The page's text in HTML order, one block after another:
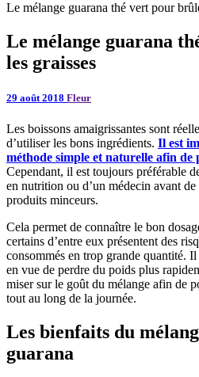
Le mélange guarana thé vert pour
Le mélange guarana
les graisses
29 août 2018 Fleur
Les boissons amaigrissantes sont
d’utiliser les bons ingrédients. Il est
méthode simple et naturelle afin de
Cependant, il est toujours préférable
en nutrition ou d’un médecin avant
produits minceurs.
Cela permet de connaître le bon
certains d’entre eux présentent des
consommés en trop grande quantité.
en vue de perdre du poids plus
miser sur le goût du mélange afin de
tout au long de la journée.
Les bienfaits du
guarana